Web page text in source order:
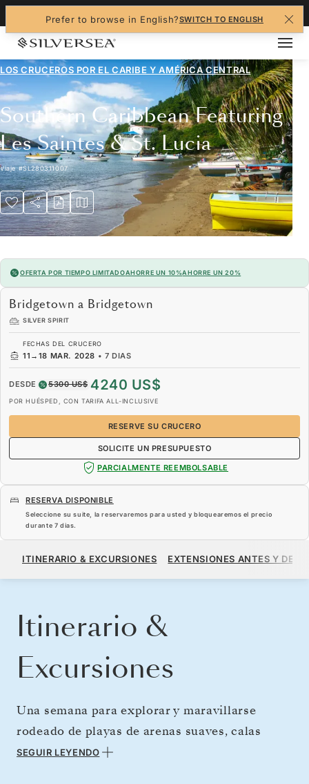
Prefer to browse in English?SWITCH TO ENGLISH
LOS CRUCEROS POR ELCARIBE Y AMÉRICA CENTRAL
Southern Caribbean Featuring
Les Saintes & St. Lucia
Viaje#SL280311007
OFERTA POR TIEMPO LIMITADOAHORRE UN 10%AHORRE UN 20%
Bridgetown a Bridgetown
SILVER SPIRIT
FECHAS DEL CRUCERO
11 → 18 MAR. 2028 • 7 DIAS
DESDE 5300 US$ 4240 US$
POR HUÉSPED, CON TARIFA ALL-INCLUSIVE
RESERVE SU CRUCERO
SOLICITE UN PRESUPUESTO
PARCIALMENTE REEMBOLSABLE
RESERVA DISPONIBLE
Seleccione su suite, la reservaremos para usted y bloquearemos el precio
durante 7 dias.
4240 US$
ITINERARIO & EXCURSIONES EXTENSIONES ANTES Y
Itinerario &
Excursiones
Una semana para explorar y maravillarse
rodeado de playas de arenas suaves, calas
turquesas y laderas volcánicas. Escápese al
SEGUIR LEYENDO